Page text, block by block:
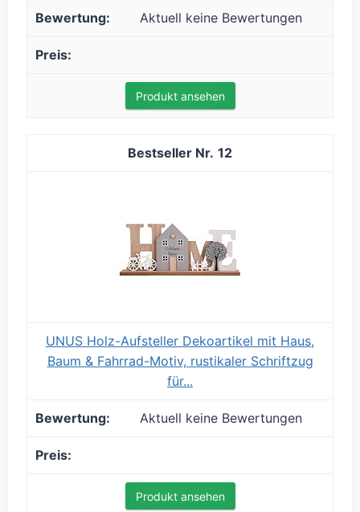
Aktuell keine Bewertungen
Produkt ansehen
12
UNUS Holz-Aufsteller Dekoartikel mit Haus,
Baum & Fahrrad-Motiv, rustikaler Schriftzug
für...
Aktuell keine Bewertungen
Produkt ansehen